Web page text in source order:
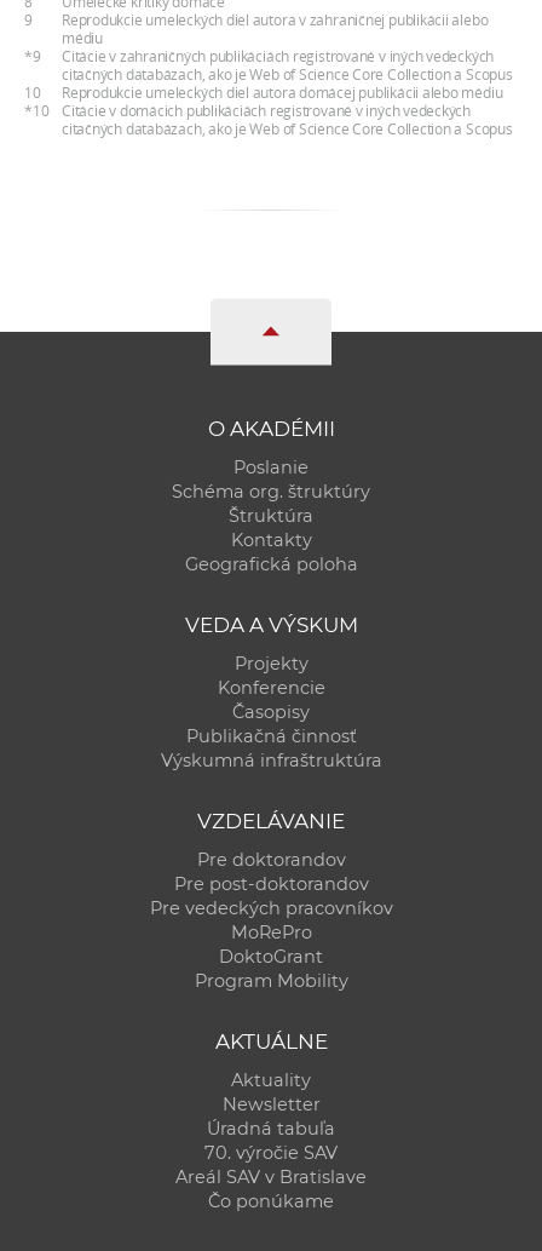
9
Reprodukcie umeleckých diel autora v zahraničnej publikácii alebo
médiu
*9
Citácie v zahraničných publikáciách registrované v iných vedeckých
citačných databázach, ako je Web of Science Core Collection a Scopus
10
Reprodukcie umeleckých diel autora domácej publikácii alebo médiu
*10
Citácie v domácich publikáciách registrované v iných vedeckých
citačných databázach, ako je Web of Science Core Collection a Scopus
O AKADÉMII
Poslanie
Schéma org. štruktúry
Štruktúra
Kontakty
Geografická poloha
VEDA A VÝSKUM
Projekty
Konferencie
Časopisy
Publikačná činnosť
Výskumná infraštruktúra
VZDELÁVANIE
Pre doktorandov
Pre post-doktorandov
Pre vedeckých pracovníkov
MoRePro
DoktoGrant
Program Mobility
AKTUÁLNE
Aktuality
Newsletter
Úradná tabuľa
70. výročie SAV
Areál SAV v Bratislave
Čo ponúkame